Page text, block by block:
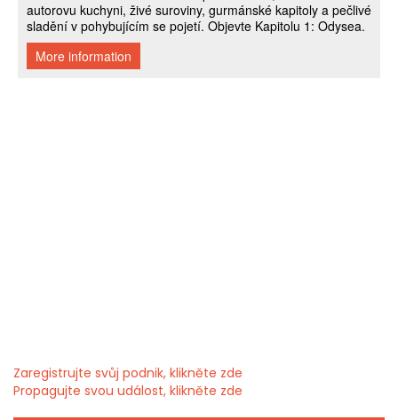
Zaregistrujte svůj podnik, klikněte zde
Propagujte svou událost, klikněte zde